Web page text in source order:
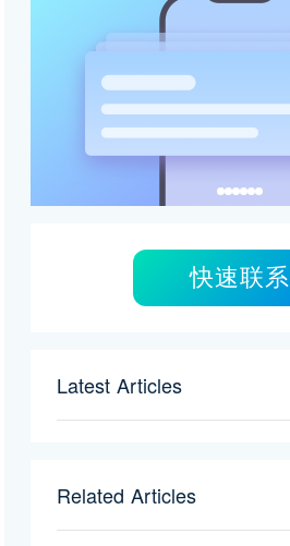
快速联系
Latest Articles
Related Articles